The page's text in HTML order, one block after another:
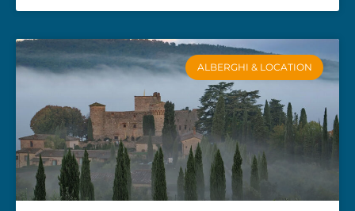
ALBERGHI & LOCATION